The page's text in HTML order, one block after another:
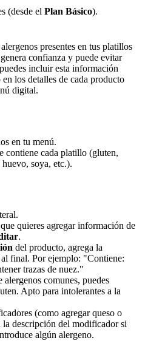
(desde el Plan Básico).
presentes en tus platillos
confianza y puede evitar
incluir esta información
los detalles de cada producto
digital.
en tu menú.
contiene cada platillo (gluten,
huevo, soya, etc.).
quieres agregar información de
.
del producto, agrega la
final. Por ejemplo: "Contiene:
trazas de nuez."
comunes, puedes
Apto para intolerantes a la
(como agregar queso o
descripción del modificador si
algún alergeno.